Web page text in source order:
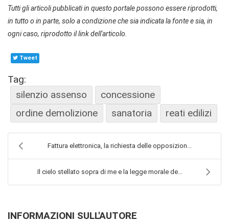
Tutti gli articoli pubblicati in questo portale possono essere riprodotti,
in tutto o in parte, solo a condizione che sia indicata la fonte e sia, in
ogni caso, riprodotto il link dell'articolo.
Tweet
Tag:
silenzio assenso
concessione
ordine demolizione
sanatoria reati edilizi
Fattura elettronica, la richiesta delle opposizion...
Il cielo stellato sopra di me e la legge morale de...
INFORMAZIONI SULL'AUTORE